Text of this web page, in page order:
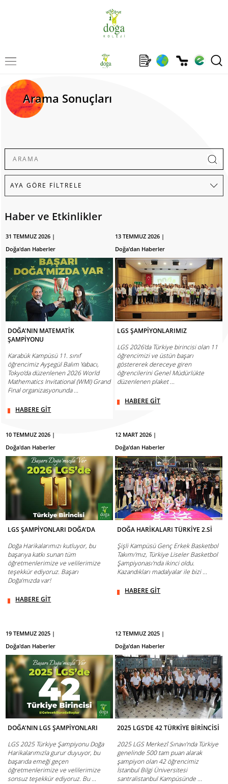
Arama Sonuçları
Haber ve Etkinlikler
31 TEMMUZ 2026 |
Doğa'dan Haberler
DOĞA'NIN MATEMATİK
ŞAMPİYONU
Karabük Kampüsü 11. sınıf
öğrencimiz Ayşegül Balım Yabacı,
Tokyo’da düzenlenen 2026 World
Mathematics Invitational (WMI) Grand
Final organizasyonunda ...
HABERE GİT
13 TEMMUZ 2026 |
Doğa'dan Haberler
LGS ŞAMPİYONLARIMIZ
LGS 2026’da Türkiye birincisi olan 11
öğrencimizi ve üstün başarı
göstererek dereceye giren
öğrencilerini Genel Müdürlükte
düzenlenen plaket ...
HABERE GİT
10 TEMMUZ 2026 |
Doğa'dan Haberler
LGS ŞAMPİYONLARI DOĞA'DA
Doğa Harikalarımızı kutluyor, bu
başarıya katkı sunan tüm
öğretmenlerimize ve velilerimize
teşekkür ediyoruz. Başarı
Doğa’mızda var!
HABERE GİT
12 MART 2026 |
Doğa'dan Haberler
DOĞA HARİKALARI TÜRKİYE 2.Sİ
Şişli Kampüsü Genç Erkek Basketbol
Takımı'mız, Türkiye Liseler Basketbol
Şampiyonası'nda ikinci oldu.
Kazandıkları madalyalar ile bizi ...
HABERE GİT
19 TEMMUZ 2025 |
Doğa'dan Haberler
DOĞA'NIN LGS ŞAMPİYONLARI
LGS 2025 Türkiye Şampiyonu Doğa
Harikalarımızla gurur duyuyor, bu
başarıda emeği geçen
öğretmenlerimize ve velilerimize
sonsuz teşekkür ediyoruz. Bu ...
12 TEMMUZ 2025 |
Doğa'dan Haberler
2025 LGS’DE 42 TÜRKİYE BİRİNCİSİ
2025 LGS Merkezî Sınavı’nda Türkiye
genelinde 500 tam puan alarak
şampiyon olan 42 öğrencimiz
İstanbul Bilgi Üniversitesi
santralistanbul Kampüsünde ...